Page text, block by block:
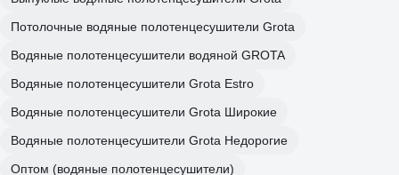
Потолочные водяные полотенцесушители Grota
Водяные полотенцесушители водяной GROTA
Водяные полотенцесушители Grota Estro
Водяные полотенцесушители Grota Широкие
Водяные полотенцесушители Grota Недорогие
Оптом (водяные полотенцесушители)